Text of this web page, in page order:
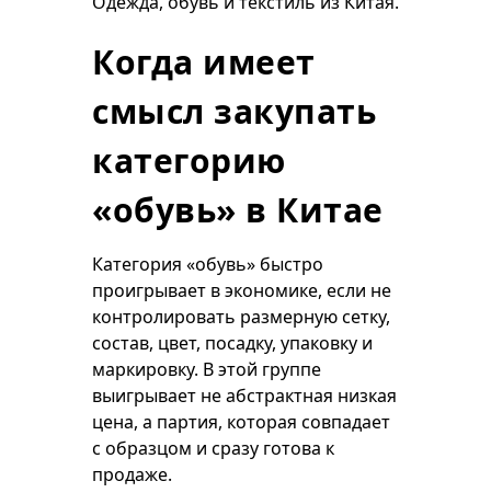
Когда имеет
смысл закупать
категорию
«обувь» в Китае
Категория «обувь» быстро
проигрывает в экономике, если не
контролировать размерную сетку,
состав, цвет, посадку, упаковку и
маркировку. В этой группе
выигрывает не абстрактная низкая
цена, а партия, которая совпадает
с образцом и сразу готова к
продаже.